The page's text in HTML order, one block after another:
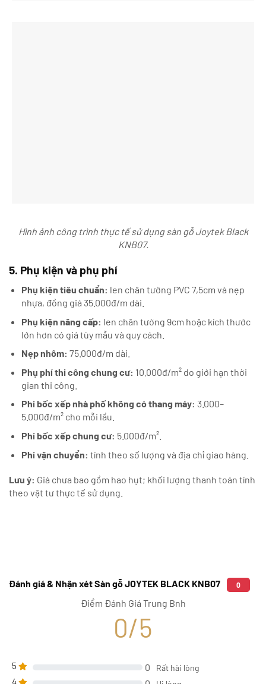
Hình ảnh công trình thực tế sử dụng sàn gỗ Joytek Black
KNB07.
5. Phụ kiện và phụ phí
Phụ kiện tiêu chuẩn: len chân tường PVC 7,5cm và nẹp
nhựa, đồng giá 35.000đ/m dài.
Phụ kiện nâng cấp: len chân tường 9cm hoặc kích thước
lớn hơn có giá tùy mẫu và quy cách.
Nẹp nhôm: 75.000đ/m dài.
Phụ phí thi công chung cư: 10.000đ/m² do giới hạn thời
gian thi công.
Phí bốc xếp nhà phố không có thang máy: 3.000–
5.000đ/m² cho mỗi lầu.
Phí bốc xếp chung cư: 5.000đ/m².
Phí vận chuyển: tính theo số lượng và địa chỉ giao hàng.
Lưu ý: Giá chưa bao gồm hao hụt; khối lượng thanh toán tính
theo vật tư thực tế sử dụng.
Đánh giá & Nhận xét Sàn gỗ JOYTEK BLACK KNB07 0
Điểm Đánh Giá Trung Bnh
0/5
5 0 Rất hài lòng
4